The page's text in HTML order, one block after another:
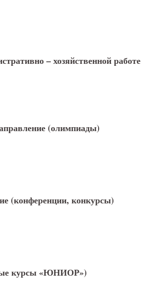
– хозяйственной работе
(олимпиады)
(конференции, конкурсы)
курсы «ЮНИОР»)